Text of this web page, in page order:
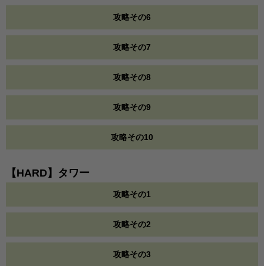
攻略その6
攻略その7
攻略その8
攻略その9
攻略その10
【HARD】タワー
攻略その1
攻略その2
攻略その3